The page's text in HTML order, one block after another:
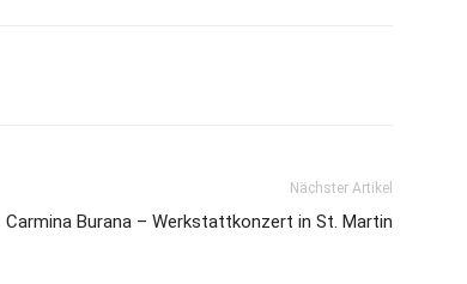
Nächster Artikel
Carmina Burana – Werkstattkonzert in St. Martin